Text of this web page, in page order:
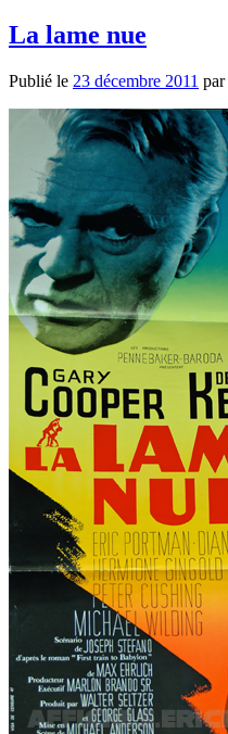
La lame nue
Publié le 23 décembre 2011 par